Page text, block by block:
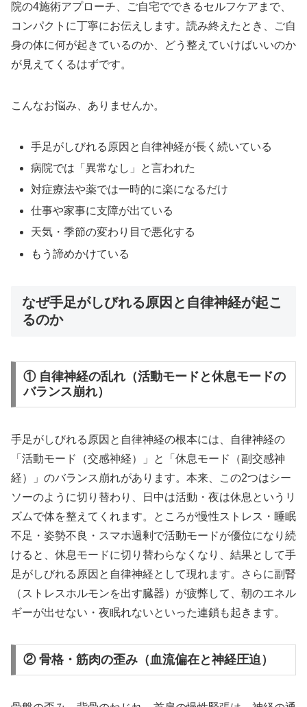
院の4施術アプローチ、ご自宅でできるセルフケアまで、
コンパクトに丁寧にお伝えします。読み終えたとき、ご自
身の体に何が起きているのか、どう整えていけばいいのか
が見えてくるはずです。
こんなお悩み、ありませんか。
手足がしびれる原因と自律神経が長く続いている
病院では「異常なし」と言われた
対症療法や薬では一時的に楽になるだけ
仕事や家事に支障が出ている
天気・季節の変わり目で悪化する
もう諦めかけている
なぜ手足がしびれる原因と自律神経が起こ
るのか
① 自律神経の乱れ（活動モードと休息モードの
バランス崩れ）
手足がしびれる原因と自律神経の根本には、自律神経の
「活動モード（交感神経）」と「休息モード（副交感神
経）」のバランス崩れがあります。本来、この2つはシー
ソーのように切り替わり、日中は活動・夜は休息というリ
ズムで体を整えてくれます。ところが慢性ストレス・睡眠
不足・姿勢不良・スマホ過剰で活動モードが優位になり続
けると、休息モードに切り替わらなくなり、結果として手
足がしびれる原因と自律神経として現れます。さらに副腎
（ストレスホルモンを出す臓器）が疲弊して、朝のエネル
ギーが出せない・夜眠れないといった連鎖も起きます。
② 骨格・筋肉の歪み（血流偏在と神経圧迫）